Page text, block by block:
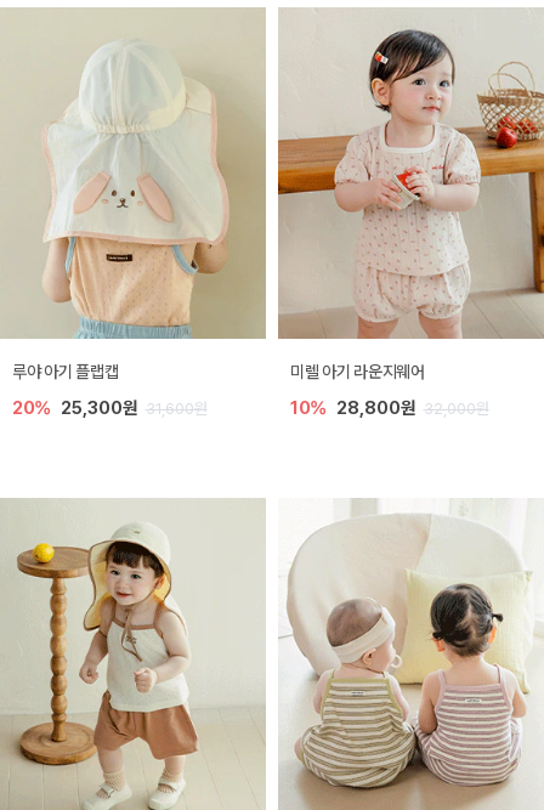
루야 아기 플랩캡
20% 25,300원 31,600원
미렐 아기 라운지웨어
10% 28,800원 32,000원